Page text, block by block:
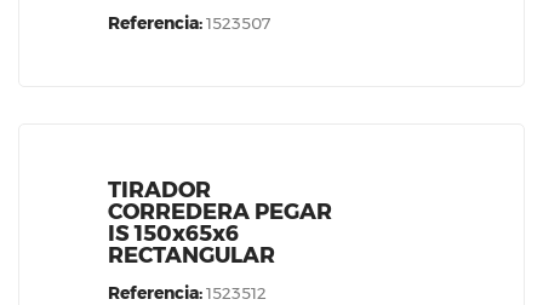
Referencia:1523507
TIRADOR
CORREDERA PEGAR
IS 150x65x6
RECTANGULAR
Referencia:1523512